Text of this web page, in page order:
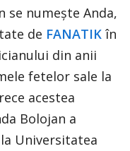
se numește Anda,
de FANATIK în
din anii
fetelor sale la
acestea
Bolojan a
Universitatea